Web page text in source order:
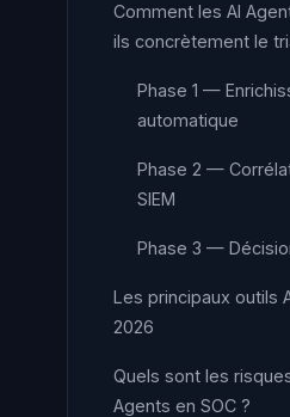
Comment les AI
ils concrètement le
Phase 1 —
automatique
Phase 2 —
SIEM
Phase 3 —
Les principaux outils
2026
Quels sont les
Agents en SOC ?